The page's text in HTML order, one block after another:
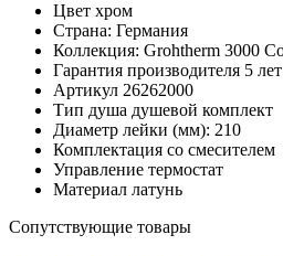
Цвет хром
Страна: Германия
Коллекция: Grohtherm 3000
Гарантия производителя 5 лет
Артикул 26262000
Тип душа душевой комплект
Диаметр лейки (мм): 210
Комплектация со смесителем
Управление термостат
Материал латунь
Cопутствующие товары